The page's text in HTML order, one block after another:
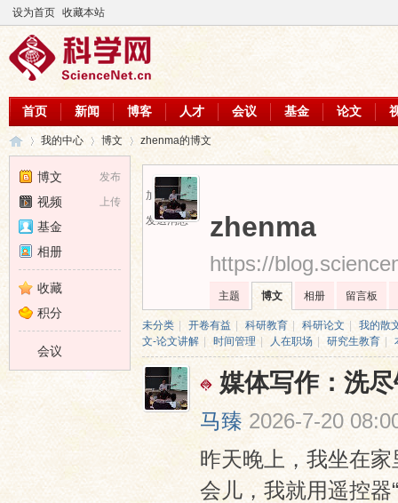
设为首页 收藏本站
首页 新闻 博客 人才 会议 基金 论文
›
我的中心 博文 zhenma的博文
加为好友
发送消息
zhenma
https://
主题 博文 相册 留言板
未分类 开卷有益 科研教育 科研论文
我的散
文-论文讲解
时间管理 人在职场 研究生教育
媒体写作：洗
马臻 2026-7-20
昨天晚上，我坐在
会儿，我就用遥控器
发布
博文
上传
视频
基金
相册
收藏
积分
会议